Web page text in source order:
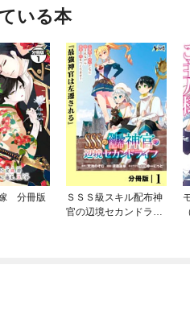
いる本
分冊版
ＳＳＳ級スキル配布神
官の辺境セカンドライ